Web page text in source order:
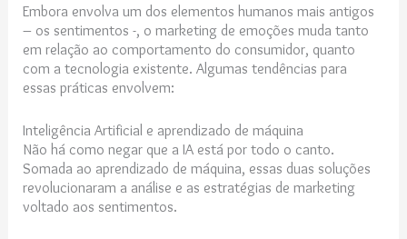
Embora envolva um dos elementos humanos mais antigos
– os sentimentos -, o marketing de emoções muda tanto
em relação ao comportamento do consumidor, quanto
com a tecnologia existente. Algumas tendências para
essas práticas envolvem:
Inteligência Artificial e aprendizado de máquina
Não há como negar que a IA está por todo o canto.
Somada ao aprendizado de máquina, essas duas soluções
revolucionaram a análise e as estratégias de marketing
voltado aos sentimentos.